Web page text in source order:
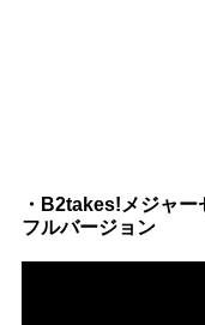
・B2takes!メジャ
フルバージョン